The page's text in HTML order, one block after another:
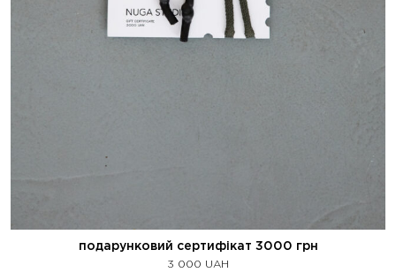
подарунковий сертифікат 3000 грн
3 000 UAH